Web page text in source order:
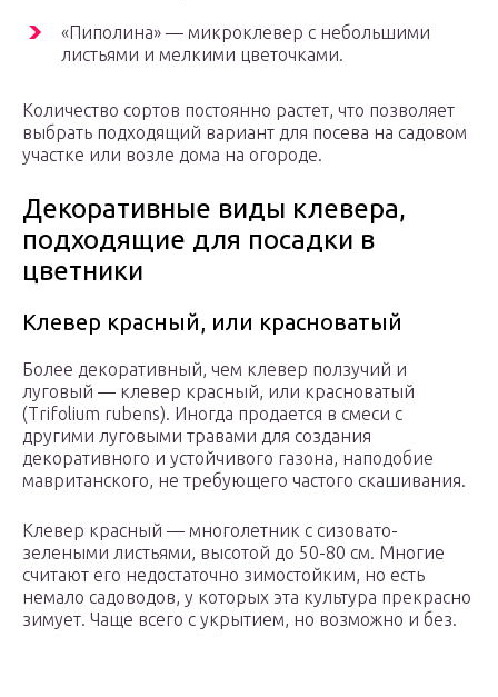
«Пиполина» — микроклевер с небольшими
листьями и мелкими цветочками.
Количество сортов постоянно растет, что позволяет
выбрать подходящий вариант для посева на садовом
участке или возле дома на огороде.
Декоративные виды клевера,
подходящие для посадки в
цветники
Клевер красный, или красноватый
Более декоративный, чем клевер ползучий и
луговый — клевер красный, или красноватый
(Trifolium rubens). Иногда продается в смеси с
другими луговыми травами для создания
декоративного и устойчивого газона, наподобие
мавританского, не требующего частого скашивания.
Клевер красный — многолетник с сизовато-
зелеными листьями, высотой до 50-80 см. Многие
считают его недостаточно зимостойким, но есть
немало садоводов, у которых эта культура прекрасно
зимует. Чаще всего с укрытием, но возможно и без.